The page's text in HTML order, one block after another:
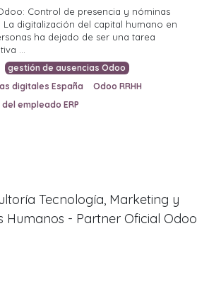
Control de presencia y nóminas
digitalización del capital humano en
ha dejado de ser una tarea
...
gestión de ausencias Odoo
digitales España
Odoo RRHH
empleado ERP
Tecnología, Marketing y
Humanos - Partner Oficial Odoo